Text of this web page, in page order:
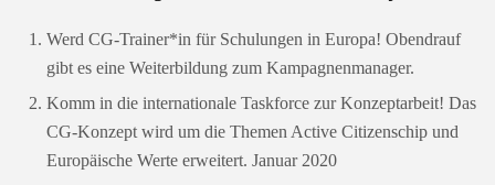
Werd CG-Trainer*in für Schulungen in Europa! Obendrauf
gibt es eine Weiterbildung zum Kampagnenmanager.
Komm in die internationale Taskforce zur Konzeptarbeit! Das
CG-Konzept wird um die Themen Active Citizenschip und
Europäische Werte erweitert. Januar 2020